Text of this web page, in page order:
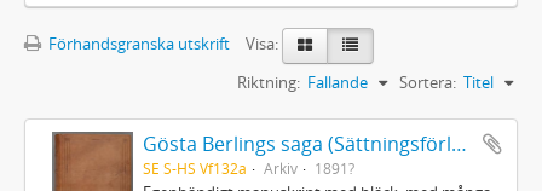
Förhandsgranska utskrift
Visa:
Sortera: Titel
Riktning: Fallande
Gösta Berlings saga (Sättningsförlagan)
SE S-HS Vf132a Arkiv 1891?